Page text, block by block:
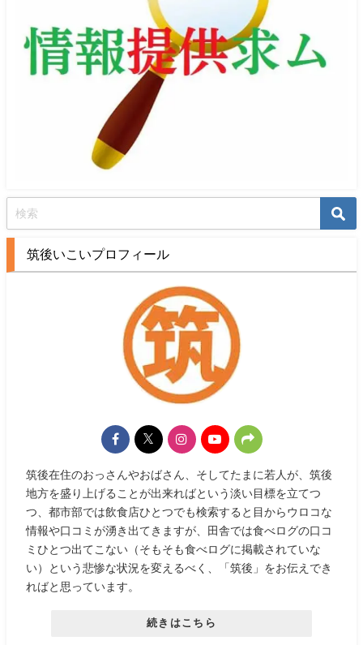
筑後いこいプロフィール
筑後在住のおっさんやおばさん、そしてたまに若人が、筑後
地方を盛り上げることが出来ればという淡い目標を立てつ
つ、都市部では飲食店ひとつでも検索すると目からウロコな
情報や口コミが湧き出てきますが、田舎では食べログの口コ
ミひとつ出てこない（そもそも食べログに掲載されていな
い）という悲惨な状況を変えるべく、「筑後」をお伝えでき
ればと思っています。
続きはこちら